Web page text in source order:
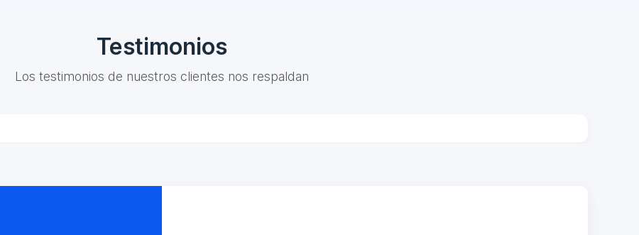
Testimonios
Los testimonios de nuestros clientes nos respaldan